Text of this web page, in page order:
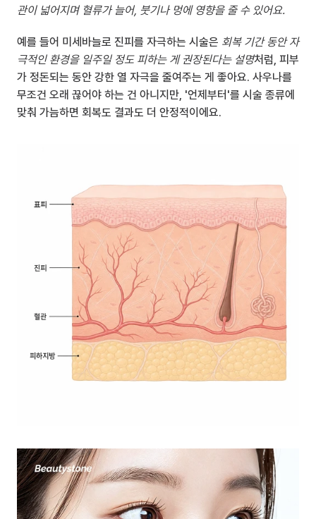
관이 넓어지며 혈류가 늘어, 붓기나 멍에 영향을 줄 수 있어요.
예를 들어 미세바늘로 진피를 자극하는 시술은 회복 기간 동안 자
극적인 환경을 일주일 정도 피하는 게 권장된다는 설명처럼, 피부
가 정돈되는 동안 강한 열 자극을 줄여주는 게 좋아요. 사우나를
무조건 오래 끊어야 하는 건 아니지만, '언제부터'를 시술 종류에
맞춰 가늠하면 회복도 결과도 더 안정적이에요.